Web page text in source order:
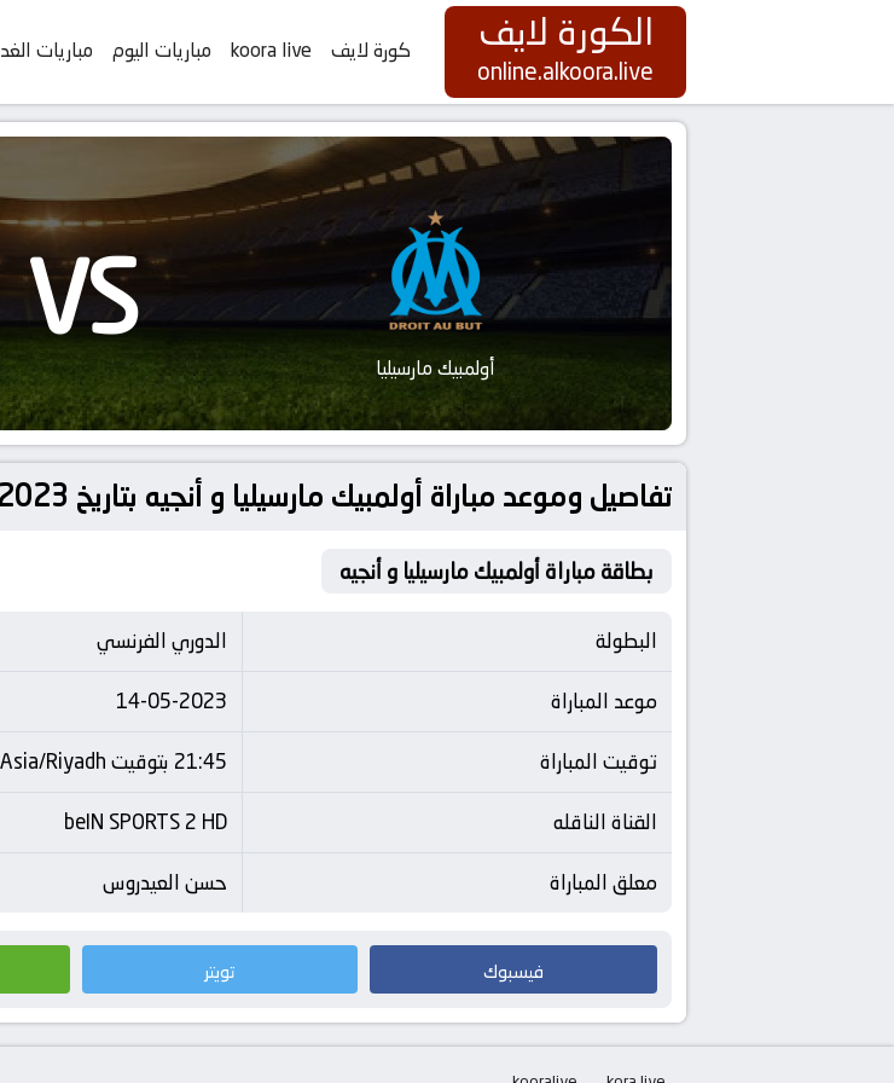
الكورة لايف
online.alkoora.live
كورة لايف koora live مباريات اليوم مباريات الغد
أولمبيك مارسيليا VS
تفاصيل وموعد مباراة أولمبيك مارسيليا و أنجيه بتاريخ 2023-05-14 في دوري الدوري الفرنسي
بطاقة مباراة أولمبيك مارسيليا و أنجيه
البطولة
الدوري الفرنسي
موعد المباراة
14-05-2023
توقيت المباراة
21:45 بتوقيت Asia/Riyadh
القناة الناقله
beIN SPORTS 2 HD
معلق المباراة
حسن العيدروس
فيسبوك تويتر